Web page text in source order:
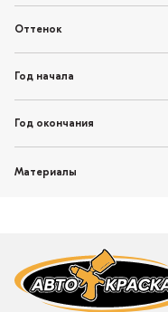
Оттенок
Год начала
Год окончания
Материалы